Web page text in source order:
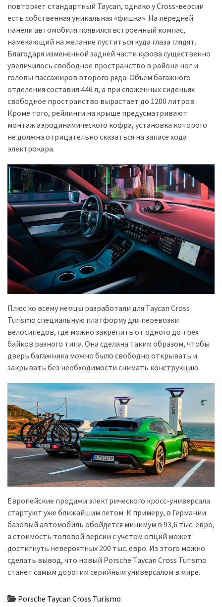
повторяет стандартный Taycan, однако у Cross-версии
есть собственная уникальная «фишка». На передней
панели автомобиля появился встроенный компас,
намекающий на желание пуститься куда глаза глядят.
Благодаря измененной задней части кузова существенно
увеличилось свободное пространство в районе ног и
головы пассажиров второго ряда. Объем багажного
отделения составил 446 л, а при сложенных сиденьях
свободное пространство вырастает до 1200 литров.
Кроме того, рейлинги на крыше предусматривают
монтаж аэродинамического кофра, установка которого
не должна отрицательно сказаться на запасе хода
электрокара.
Плюс ко всему немцы разработали для Taycan Cross
Turismo специальную платформу для перевозки
велосипедов, где можно закрепить от одного до трех
байков разного типа. Она сделана таким образом, чтобы
дверь багажника можно было свободно открывать и
закрывать без необходимости снимать конструкцию.
Европейские продажи электрического кросс-универсала
стартуют уже ближайшим летом. К примеру, в Германии
базовый автомобиль обойдется минимум в 93,6 тыс. евро,
а стоимость топовой версии с учетом опций может
достигнуть невероятных 200 тыс. евро. Из этого можно
сделать вывод, что новый Porsche Taycan Cross Turismo
станет самым дорогим серийным универсалом в мире.
Porsche Taycan Cross Turismo